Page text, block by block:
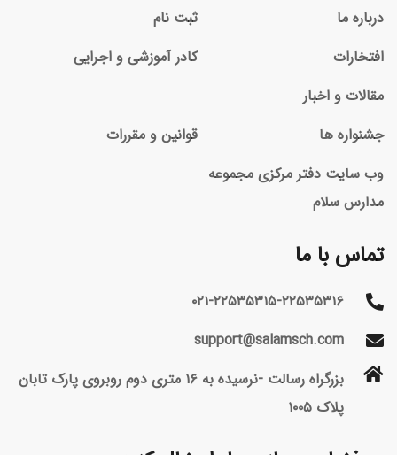
درباره ما
ثبت نام
افتخارات
کادر آموزشی و اجرایی
مقالات و اخبار
جشنواره ها
قوانین و مقررات
وب سایت دفتر مرکزی مجموعه
مدارس سلام
تماس با ما
۰۲۱-۲۲۵۳۵۳۱۵-۲۲۵۳۵۳۱۶
support@salamsch.com
بزرگراه رسالت -نرسیده به ۱۶ متری دوم روبروی پارک تابان
پلاک ۱۰۰۵